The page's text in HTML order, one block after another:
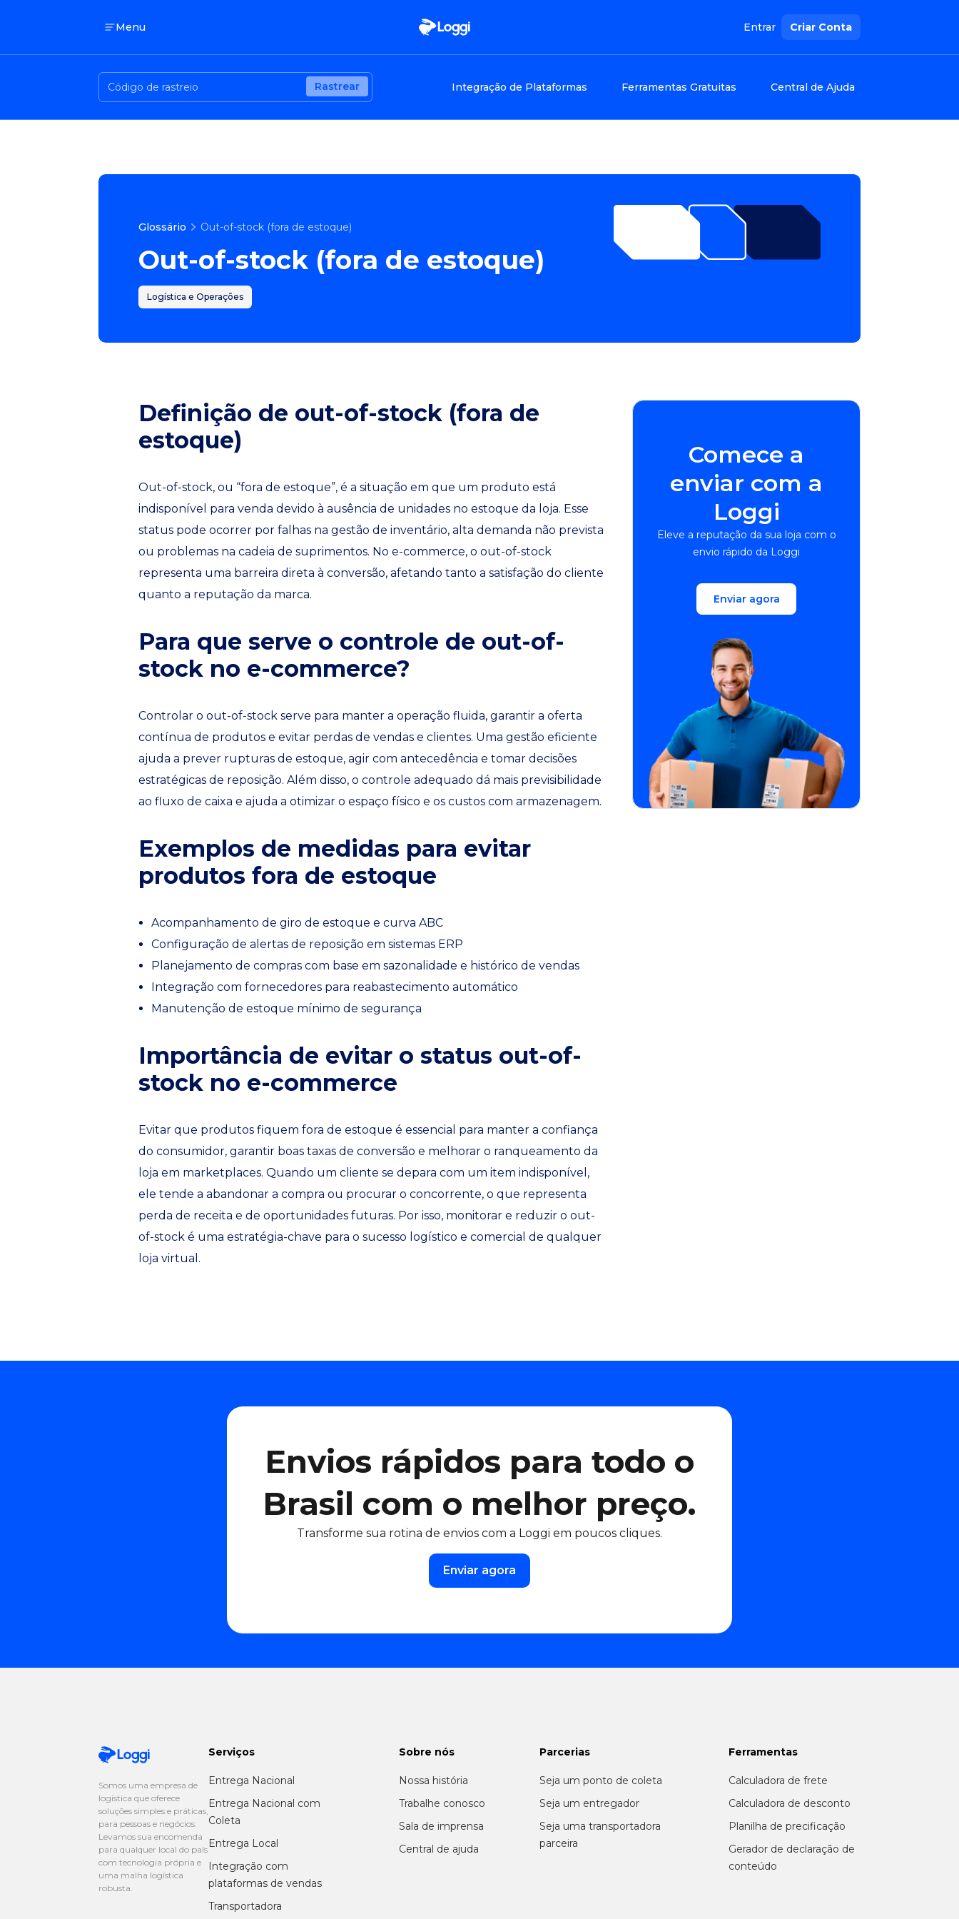
Menu Entrar Criar Conta
Rastrear Integração de Plataformas Ferramentas Gratuitas Central de Ajuda
Glossário Out-of-stock (fora de estoque)
Out-of-stock (fora de estoque)
Logística e Operações
Definição de out-of-stock (fora de
estoque)
Out-of-stock, ou “fora de estoque”, é a situação em que um produto está
indisponível para venda devido à ausência de unidades no estoque da loja. Esse
status pode ocorrer por falhas na gestão de inventário, alta demanda não prevista
ou problemas na cadeia de suprimentos. No e-commerce, o out-of-stock
representa uma barreira direta à conversão, afetando tanto a satisfação do cliente
quanto a reputação da marca.
Para que serve o controle de out-of-
stock no e-commerce?
Controlar o out-of-stock serve para manter a operação fluida, garantir a oferta
contínua de produtos e evitar perdas de vendas e clientes. Uma gestão eficiente
ajuda a prever rupturas de estoque, agir com antecedência e tomar decisões
estratégicas de reposição. Além disso, o controle adequado dá mais previsibilidade
ao fluxo de caixa e ajuda a otimizar o espaço físico e os custos com armazenagem.
Exemplos de medidas para evitar
produtos fora de estoque
Acompanhamento de giro de estoque e curva ABC
Configuração de alertas de reposição em sistemas ERP
Planejamento de compras com base em sazonalidade e histórico de vendas
Integração com fornecedores para reabastecimento automático
Manutenção de estoque mínimo de segurança
Importância de evitar o status out-of-
stock no e-commerce
Evitar que produtos fiquem fora de estoque é essencial para manter a confiança
do consumidor, garantir boas taxas de conversão e melhorar o ranqueamento da
loja em marketplaces. Quando um cliente se depara com um item indisponível,
ele tende a abandonar a compra ou procurar o concorrente, o que representa
perda de receita e de oportunidades futuras. Por isso, monitorar e reduzir o out-
of-stock é uma estratégia-chave para o sucesso logístico e comercial de qualquer
loja virtual.
Comece a
enviar com a
Loggi
Eleve a reputação da sua loja com o
envio rápido da Loggi
Enviar agora
Envios rápidos para todo o
Brasil com o melhor preço.
Transforme sua rotina de envios com a Loggi em poucos cliques.
Enviar agora
Somos uma empresa de
logística que oferece
soluções simples e práticas,
para pessoas e negócios.
Levamos sua encomenda
para qualquer local do país
com tecnologia própria e
uma malha logística
robusta.
Serviços
Entrega Nacional
Entrega Nacional com
Coleta
Entrega Local
Integração com
plataformas de vendas
Transportadora
Sobre nós
Nossa história
Trabalhe conosco
Sala de imprensa
Central de ajuda
Parcerias
Seja um ponto de coleta
Seja um entregador
Seja uma transportadora
parceira
Ferramentas
Calculadora de frete
Calculadora de desconto
Planilha de precificação
Gerador de declaração de
conteúdo